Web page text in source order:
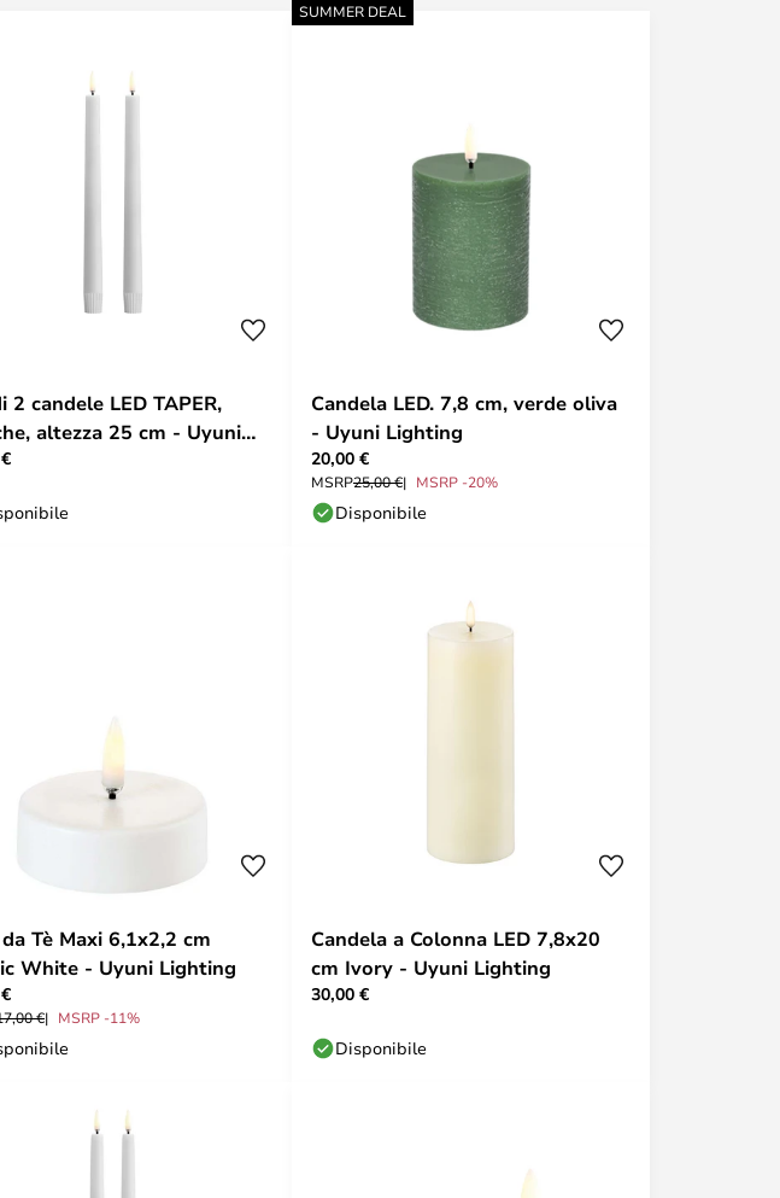
2 candele LED TAPER,
altezza 25 cm - Uyuni
SUMMER DEAL
Candela LED. 7,8 cm, verde oliva
- Uyuni Lighting
20,00 €
MSRP25,00 € MSRP -20%
Disponibile
Tè Maxi 6,1x2,2 cm
White - Uyuni Lighting
€ MSRP -11%
Candela a Colonna LED 7,8x20
cm Ivory - Uyuni Lighting
30,00 €
Disponibile